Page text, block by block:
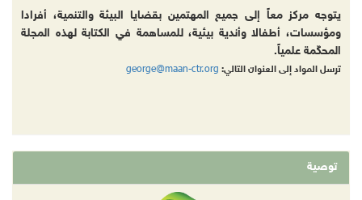
يتوجه مركز معاً إلى جميع المهتمين بقضايا البيئة والتنمية، أفرادا
ومؤسسات، أطفالا وأندية بيئية، للمساهمة في الكتابة لهذه المجلة
المحكّمة علمياً.
ترسل المواد إلى العنوان التالي: george@maan-ctr.org
توصية